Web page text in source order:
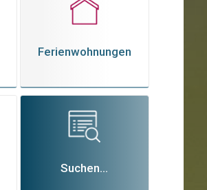
Ferienwohnungen
Suchen...